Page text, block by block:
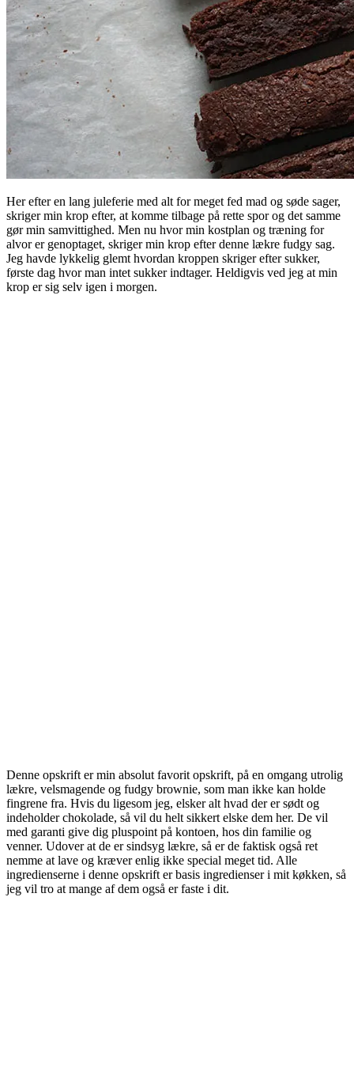
Her efter en lang juleferie med alt for meget fed mad og søde sager,
skriger min krop efter, at komme tilbage på rette spor og det samme
gør min samvittighed. Men nu hvor min kostplan og træning for
alvor er genoptaget, skriger min krop efter denne lækre fudgy sag.
Jeg havde lykkelig glemt hvordan kroppen skriger efter sukker,
første dag hvor man intet sukker indtager. Heldigvis ved jeg at min
krop er sig selv igen i morgen.
Denne opskrift er min absolut favorit opskrift, på en omgang utrolig
lækre, velsmagende og fudgy brownie, som man ikke kan holde
fingrene fra. Hvis du ligesom jeg, elsker alt hvad der er sødt og
indeholder chokolade, så vil du helt sikkert elske dem her. De vil
med garanti give dig pluspoint på kontoen, hos din familie og
venner. Udover at de er sindsyg lækre, så er de faktisk også ret
nemme at lave og kræver enlig ikke special meget tid. Alle
ingredienserne i denne opskrift er basis ingredienser i mit køkken, så
jeg vil tro at mange af dem også er faste i dit.